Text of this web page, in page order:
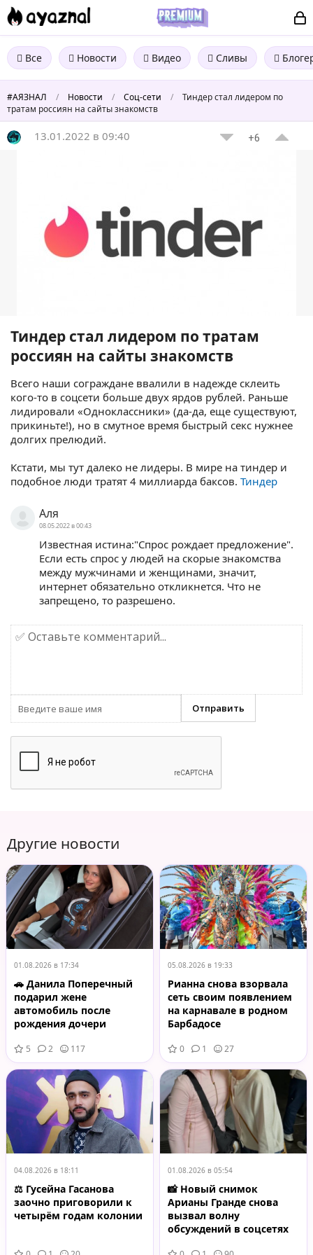
Все Новости Видео Сливы
#АЯЗНАЛ / Новости / Соц-сети /
Тиндер стал лидером по
тратам россиян на сайты знакомств
13.01.2022 в 09:40 +6
Тиндер стал лидером по тратам
россиян на сайты знакомств
Всего наши сограждане ввалили в надежде склеить
кого-то в соцсети больше двух ярдов рублей. Раньше
лидировали «Одноклассники» (да-да, еще существуют,
прикиньте!), но в смутное время быстрый секс нужнее
долгих прелюдий.
Кстати, мы тут далеко не лидеры. В мире на тиндер и
подобное люди тратят 4 миллиарда баксов. Тиндер
Аля
08.05.2022 в 00:43
Известная истина:"Спрос рождает предложение".
Если есть спрос у людей на скорые знакомства
между мужчинами и женщинами, значит,
интернет обязательно откликнется. Что не
запрещено, то разрешено.
Другие новости
01.08.2026 в 17:34
🚗 Данила Поперечный
подарил жене
автомобиль после
рождения дочери
5 2 117
05.08.2026 в 19:33
Рианна снова взорвала
сеть своим появлением
на карнавале в родном
Барбадосе
0 1 27
04.08.2026 в 18:11
⚖️ Гусейна Гасанова
заочно приговорили к
четырём годам колонии
01.08.2026 в 05:54
📸 Новый снимок
Арианы Гранде снова
вызвал волну
обсуждений в соцсетях